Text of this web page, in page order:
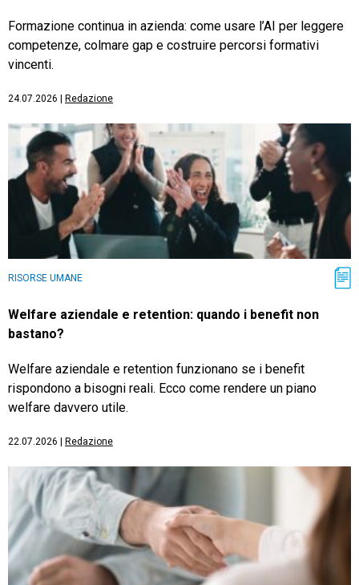
Formazione continua in azienda: come usare l’AI per leggere
competenze, colmare gap e costruire percorsi formativi
vincenti.
24.07.2026 Redazione
RISORSE UMANE
Welfare aziendale e retention: quando i benefit non
bastano?
Welfare aziendale e retention funzionano se i benefit
rispondono a bisogni reali. Ecco come rendere un piano
welfare davvero utile.
22.07.2026 Redazione